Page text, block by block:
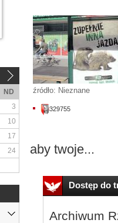
źródło: Nieznane
329755
aby twoje...
Dostęp do
Archiwum
ND
3
10
17
24